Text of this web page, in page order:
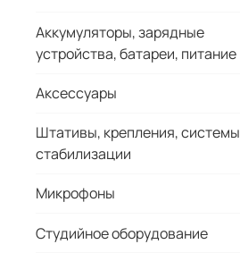
Аккумуляторы, зарядные
устройства, батареи, питание
Аксессуары
Штативы, крепления, системы
стабилизации
Микрофоны
Студийное оборудование